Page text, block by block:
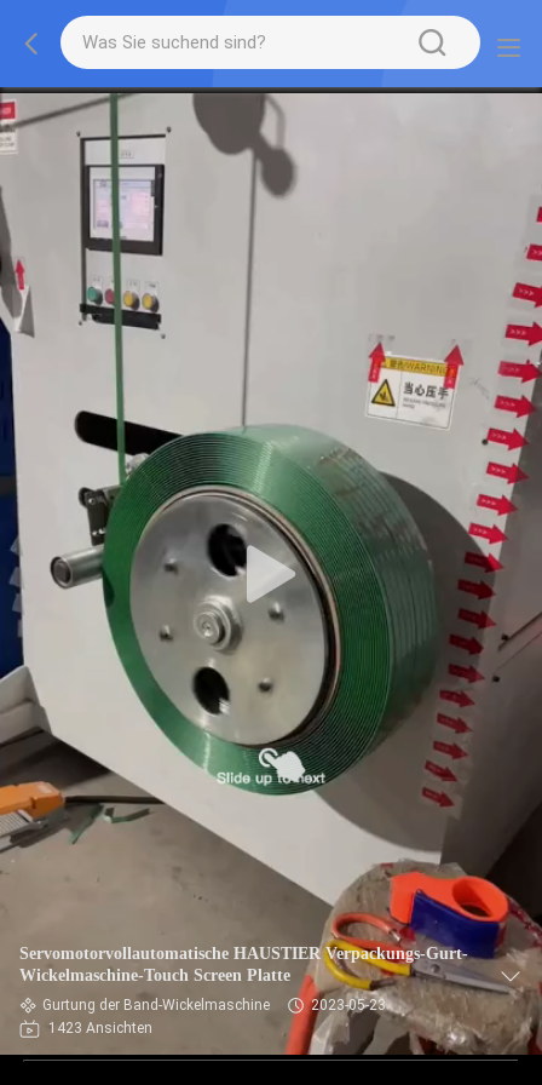
Servomotorvollautomatische HAUSTIER Verpackungs-Gurt-
Wickelmaschine-Touch Screen Platte
Gurtung der Band-Wickelmaschine
2023-05-23
1423 Ansichten